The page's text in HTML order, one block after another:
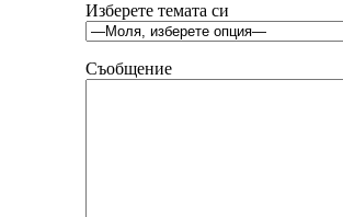
Изберете темата си
Съобщение